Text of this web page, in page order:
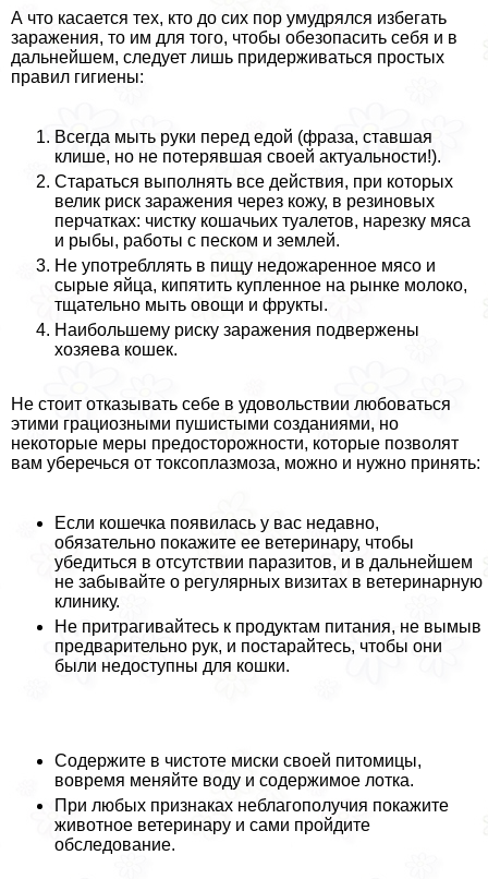
А что касается тех, кто до сих пор умудрялся избегать
заражения, то им для того, чтобы обезопасить себя и в
дальнейшем, следует лишь придерживаться простых
правил гигиены:
Всегда мыть руки перед едой (фраза, ставшая
клише, но не потерявшая своей актуальности!).
Стараться выполнять все действия, при которых
велик риск заражения через кожу, в резиновых
перчатках: чистку кошачьих туалетов, нарезку мяса
и рыбы, работы с песком и землей.
Не употрeбллять в пищу недожаренное мясо и
сырые яйца, кипятить купленное на рынке молоко,
тщательно мыть овощи и фрукты.
Наибольшему риску заражения подвержены
хозяева кошек.
Не стоит отказывать себе в удовольствии любоваться
этими грациозными пушистыми созданиями, но
некоторые меры предосторожности, которые позволят
вам уберечься от токсоплазмоза, можно и нужно принять:
Если кошечка появилась у вас недавно,
обязательно покажите ее ветеринару, чтобы
убедиться в отсутствии паразитов, и в дальнейшем
не забывайте о регулярных визитах в ветеринарную
клинику.
Не притрагивайтесь к продуктам питания, не вымыв
предварительно рук, и постарайтесь, чтобы они
были недоступны для кошки.
Содержите в чистоте миски своей питомицы,
вовремя меняйте воду и содержимое лотка.
При любых признаках нeблагополучия покажите
животное ветеринару и сами пройдите
обследование.